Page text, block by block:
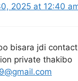
2025 at 12:40
bisara jdi
private thakibo